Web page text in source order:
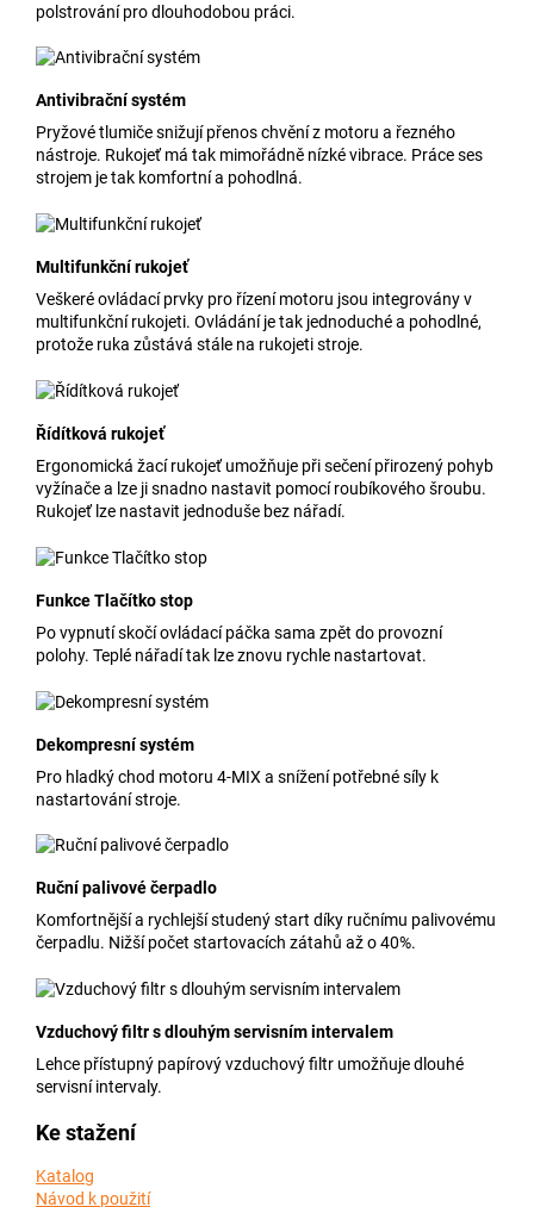
polstrování pro dlouhodobou práci.
Antivibrační systém
Pryžové tlumiče snižují přenos chvění z motoru a řezného
nástroje. Rukojeť má tak mimořádně nízké vibrace. Práce ses
strojem je tak komfortní a pohodlná.
Multifunkční rukojeť
Veškeré ovládací prvky pro řízení motoru jsou integrovány v
multifunkční rukojeti. Ovládání je tak jednoduché a pohodlné,
protože ruka zůstává stále na rukojeti stroje.
Řídítková rukojeť
Ergonomická žací rukojeť umožňuje při sečení přirozený pohyb
vyžínače a lze ji snadno nastavit pomocí roubíkového šroubu.
Rukojeť lze nastavit jednoduše bez nářadí.
Funkce Tlačítko stop
Po vypnutí skočí ovládací páčka sama zpět do provozní
polohy. Teplé nářadí tak lze znovu rychle nastartovat.
Dekompresní systém
Pro hladký chod motoru 4-MIX a snížení potřebné síly k
nastartování stroje.
Ruční palivové čerpadlo
Komfortnější a rychlejší studený start díky ručnímu palivovému
čerpadlu. Nižší počet startovacích zátahů až o 40%.
Vzduchový filtr s dlouhým servisním intervalem
Lehce přístupný papírový vzduchový filtr umožňuje dlouhé
servisní intervaly.
Ke stažení
Katalog
Návod k použití